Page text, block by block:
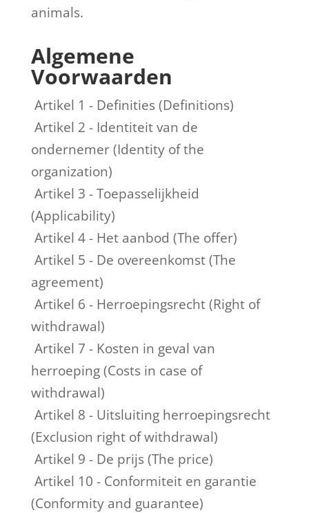
animals.
Algemene
Voorwaarden
Artikel 1 - Definities (Definitions)
Artikel 2 - Identiteit van de
ondernemer (Identity of the
organization)
Artikel 3 - Toepasselijkheid
(Applicability)
Artikel 4 - Het aanbod (The offer)
Artikel 5 - De overeenkomst (The
agreement)
Artikel 6 - Herroepingsrecht (Right of
withdrawal)
Artikel 7 - Kosten in geval van
herroeping (Costs in case of
withdrawal)
Artikel 8 - Uitsluiting herroepingsrecht
(Exclusion right of withdrawal)
Artikel 9 - De prijs (The price)
Artikel 10 - Conformiteit en garantie
(Conformity and guarantee)